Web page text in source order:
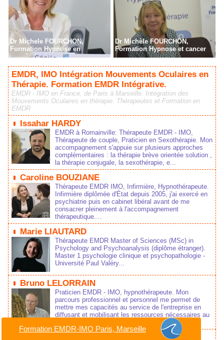
Dr Michele FOURCHON,
Formation Hypnose en
cancérologie
Dr Michèle FOURCHON,
Formation Hypnose et cancer
EMDR, IMO Intégration Mouvements Oculaires en
Thérapie. Formation EMDR Intégrative.
EMDR - IMO en France, de Paris à Marseille. Intégration des
Mouvements Oculaires en thérapie. Thérapeutes et Formation en
EMDR
Issahar HARDY
EMDR à Romainville: Thérapeute EMDR - IMO,
Thérapeute de couple, Praticien en Sexothérapie. Mon
accompagnement s'appuie sur plusieurs approches
complémentaires : la thérapie brève orientée solution ,
la thérapie conjugale, la sexothérapie, e...
Caroline BOUZIANE
Thérapeute EMDR IMO, Infirmière, Hypnothérapeute.
Infirmière diplômée d'État depuis 2005, j'ai exercé en
psychiatrie puis en cabinet libéral avant de me
consacrer pleinement à l'accompagnement
thérapeutique....
Marie LIAUTARD
Thérapeute EMDR Master of Sciences (MSc) in
Psychology and Psychoanalysis (diplôme étranger).
Master 1 psychologie clinique et psychopathologie -
Université Paul Valéry...
Bruno LELORRAIN
Praticien EMDR - IMO, hypnothérapeute. Mon
parcours professionnel et personnel me permet de
mettre mes capacités au service de l'entreprise en
diffusant et mobilisant les ressources nécessaires au
Formation en EMDR - IMO à Bordeaux.
Formation EMDR-IMO Paris, Marseille